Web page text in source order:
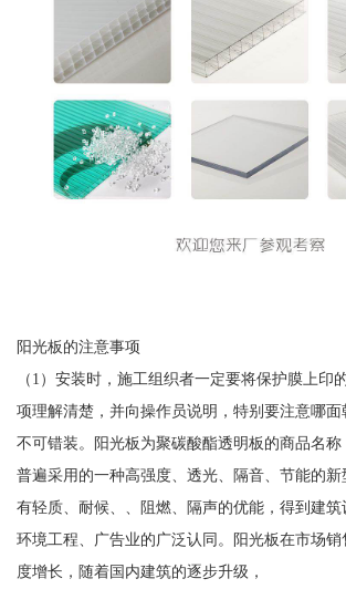
阳光板的注意事项
（1）安装时，施工组织者一定要将保护膜上印
项理解清楚，并向操作员说明，特别要注意哪
不可错装。阳光板为聚碳酸酯透明板的商品名称
普遍采用的一种高强度、透光、隔音、节能的
有轻质、耐候、、阻燃、隔声的优能，得到建筑
环境工程、广告业的广泛认同。阳光板在市场销
度增长，随着国内建筑的逐步升级，